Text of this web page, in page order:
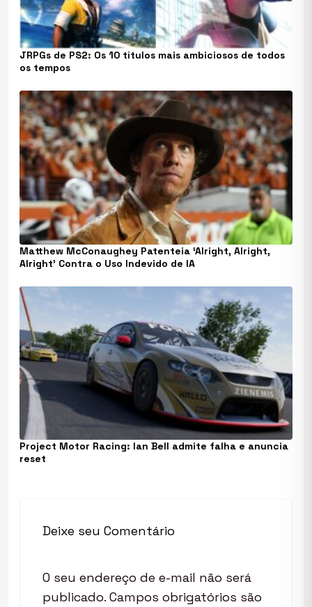
JRPGs de PS2: Os 10 títulos mais ambiciosos de todos
os tempos
Matthew McConaughey Patenteia ‘Alright, Alright,
Alright’ Contra o Uso Indevido de IA
Project Motor Racing: Ian Bell admite falha e anuncia
reset
Deixe seu Comentário
O seu endereço de e-mail não será
publicado. Campos obrigatórios são